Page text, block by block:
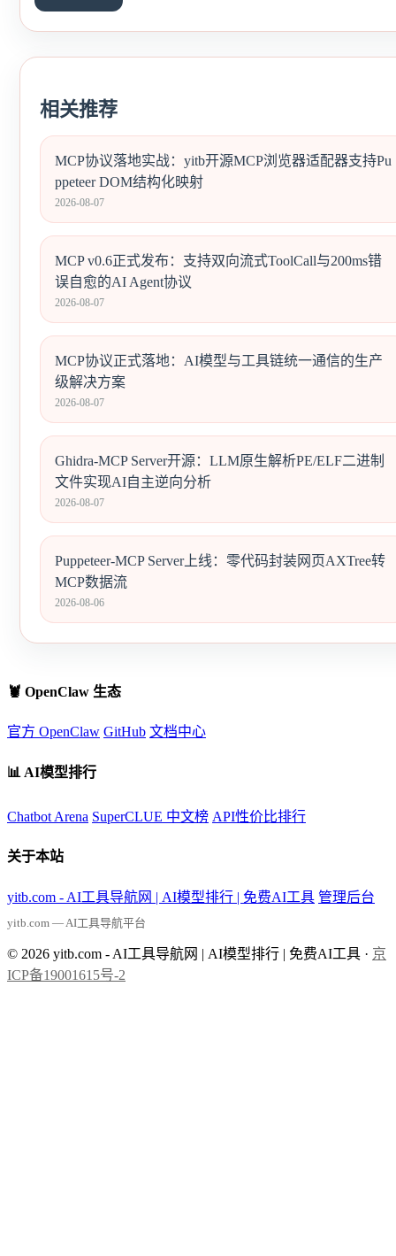
相关推荐
MCP协议落地实战：yitb开源MCP浏览器适配器支持Pu
ppeteer DOM结构化映射
2026-08-07
MCP v0.6正式发布：支持双向流式ToolCall与200ms错
误自愈的AI Agent协议
2026-08-07
MCP协议正式落地：AI模型与工具链统一通信的生产
级解决方案
2026-08-07
Ghidra-MCP Server开源：LLM原生解析PE/ELF二进制
文件实现AI自主逆向分析
2026-08-07
Puppeteer-MCP Server上线：零代码封装网页AXTree转
MCP数据流
2026-08-06
🦞 OpenClaw 生态
官方 OpenClaw GitHub 文档中心
📊 AI模型排行
Chatbot Arena SuperCLUE 中文榜 API性价比排行
关于本站
yitb.com - AI工具导航网 | AI模型排行 | 免费AI工具 管理后台
yitb.com — AI工具导航平台
© 2026 yitb.com - AI工具导航网 | AI模型排行 | 免费AI工具 · 京
ICP备19001615号-2